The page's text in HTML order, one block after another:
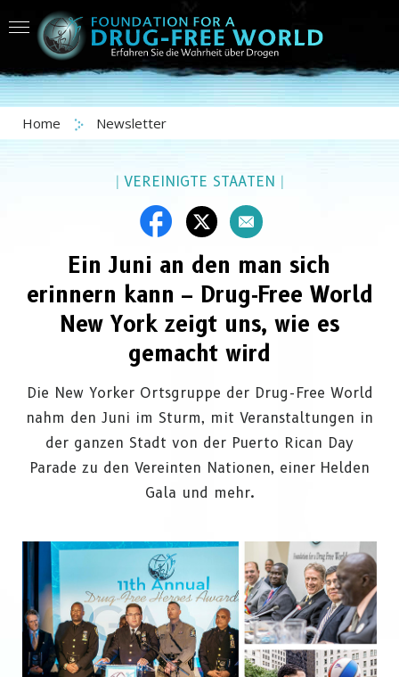
Home Newsletter
| VEREINIGTE STAATEN |
Ein Juni an den man sich
erinnern kann – Drug‑Free World
New York zeigt uns, wie es
gemacht wird
Die New Yorker Ortsgruppe der Drug-Free World
nahm den Juni im Sturm, mit Veranstaltungen in
der ganzen Stadt von der Puerto Rican Day
Parade zu den Vereinten Nationen, einer Helden
Gala und mehr.